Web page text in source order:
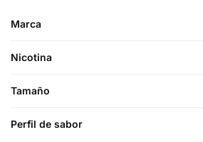
Marca
Nicotina
Tamaño
Perfil de sabor